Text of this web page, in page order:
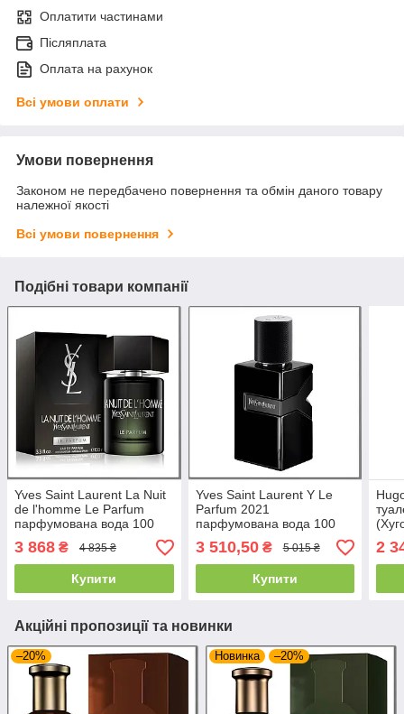
Оплатити частинами
Післяплата
Оплата на рахунок
Всі умови оплати
Умови повернення
Законом не передбачено повернення та обмін даного товару
належної якості
Всі умови повернення
Подібні товари компанії
Yves Saint Laurent La Nuit
de l'homme Le Parfum
парфумована вода 100
ml. (Ів Сен Лоран Ле
Парфум)
3 868 ₴ 4 835 ₴
Купити
Yves Saint Laurent Y Le
Parfum 2021
парфумована вода 100
ml. (Тестер Ев Сен Лоран
Ів Ле Парфум)
3 510,50₴ 5 015 ₴
Купити
2
Акційні пропозиції та новинки
–20% Новинка –20%